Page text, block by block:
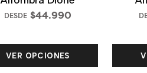
DESDE $44.990
VER OPCIONES